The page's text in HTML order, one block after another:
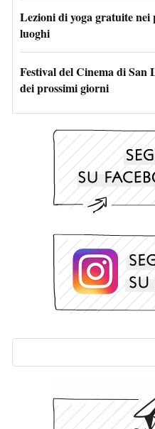
Lezioni di yoga gratuite
luoghi
Festival del Cinema di
dei prossimi giorni